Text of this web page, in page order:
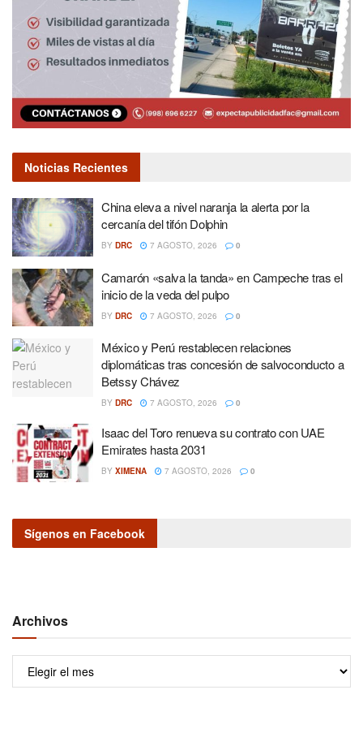
Noticias Recientes
China eleva a nivel naranja la alerta por la
cercanía del tifón Dolphin
BY DRC 7 AGOSTO, 2026 0
Camarón «salva la tanda» en Campeche tras el
inicio de la veda del pulpo
BY DRC 7 AGOSTO, 2026 0
México y Perú restablecen relaciones
diplomáticas tras concesión de salvoconducto a
Betssy Chávez
BY DRC 7 AGOSTO, 2026 0
Isaac del Toro renueva su contrato con UAE
Emirates hasta 2031
BY XIMENA 7 AGOSTO, 2026 0
Sígenos en Facebook
Archivos